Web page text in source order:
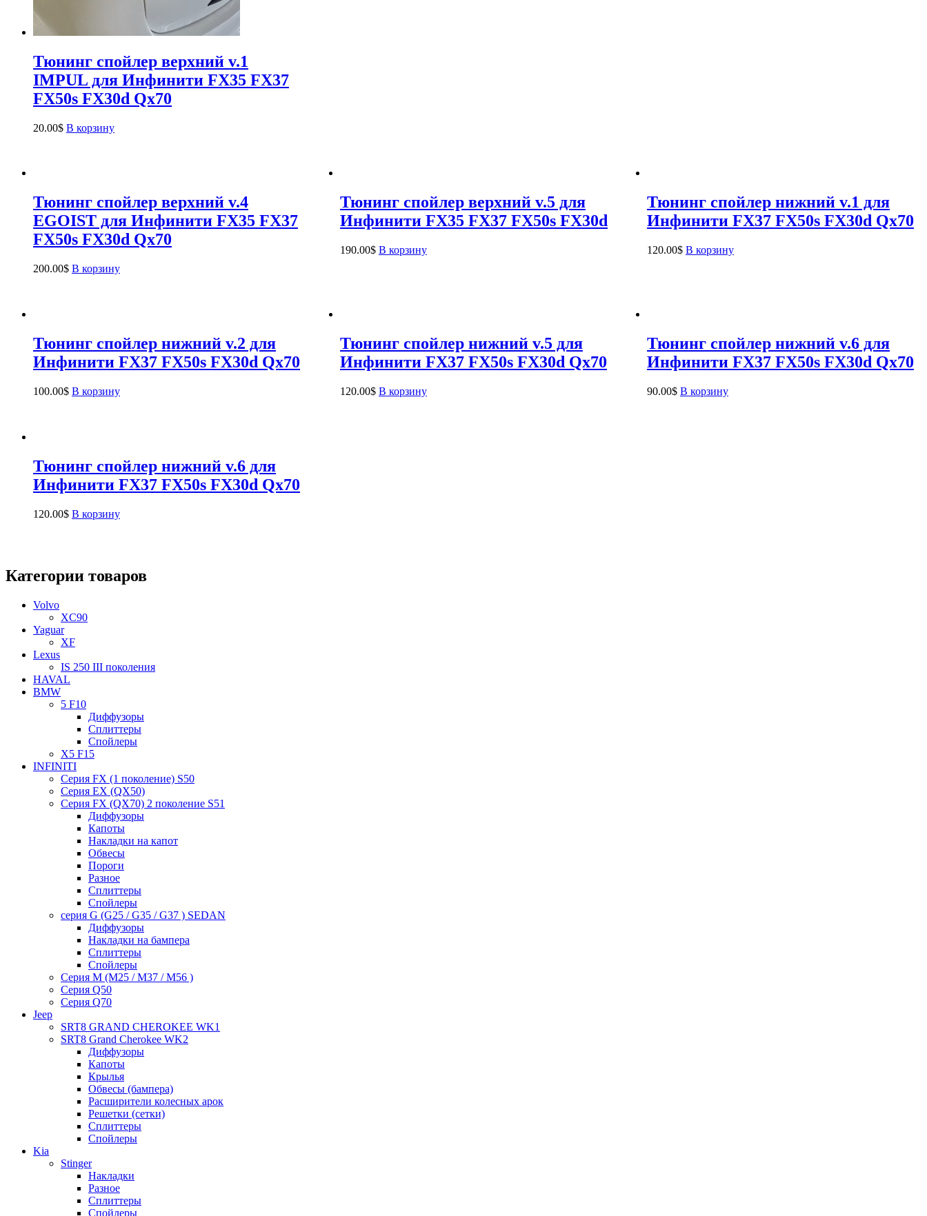
Тюнинг спойлер верхний v.1
IMPUL для Инфинити FX35 FX37
FX50s FX30d Qx70
20.00$ В корзину
Тюнинг спойлер верхний v.4
EGOIST для Инфинити FX35 FX37
FX50s FX30d Qx70
200.00$ В корзину
Тюнинг спойлер верхний v.5 для
Инфинити FX35 FX37 FX50s FX30d
190.00$ В корзину
Тюнинг спойлер нижний v.1 для
Инфинити FX37 FX50s FX30d Qx70
120.00$ В корзину
Тюнинг спойлер нижний v.2 для
Инфинити FX37 FX50s FX30d Qx70
100.00$ В корзину
Тюнинг спойлер нижний v.5 для
Инфинити FX37 FX50s FX30d Qx70
120.00$ В корзину
Тюнинг спойлер нижний v.6 для
Инфинити FX37 FX50s FX30d Qx70
90.00$ В корзину
Тюнинг спойлер нижний v.6 для
Инфинити FX37 FX50s FX30d Qx70
120.00$ В корзину
Категории товаров
Volvo
XC90
Yaguar
XF
Lexus
IS 250 III поколения
HAVAL
BMW
5 F10
Диффузоры
Сплиттеры
Спойлеры
X5 F15
INFINITI
Серия FX (1 поколение) S50
Серия EX (QX50)
Серия FX (QX70) 2 поколение S51
Диффузоры
Капоты
Накладки на капот
Обвесы
Пороги
Разное
Сплиттеры
Спойлеры
серия G (G25 / G35 / G37 ) SEDAN
Диффузоры
Накладки на бампера
Сплиттеры
Спойлеры
Серия M (M25 / M37 / M56 )
Серия Q50
Серия Q70
Jeep
SRT8 GRAND CHEROKEE WK1
SRT8 Grand Cherokee WK2
Диффузоры
Капоты
Крылья
Обвесы (бампера)
Расширители колесных арок
Решетки (сетки)
Сплиттеры
Спойлеры
Kia
Stinger
Накладки
Разное
Сплиттеры
Спойлеры